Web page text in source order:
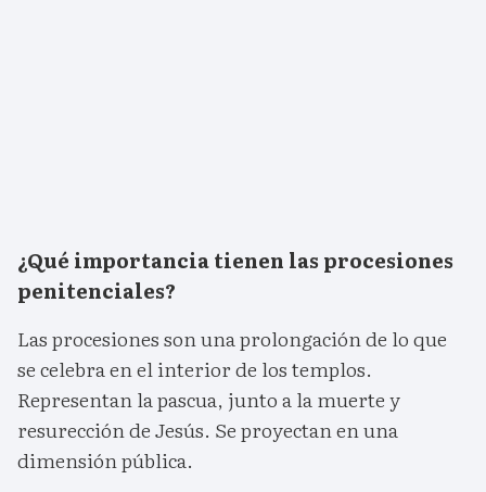
¿Qué importancia tienen las procesiones
penitenciales?
Las procesiones son una prolongación de lo que
se celebra en el interior de los templos.
Representan la pascua, junto a la muerte y
resurección de Jesús. Se proyectan en una
dimensión pública.